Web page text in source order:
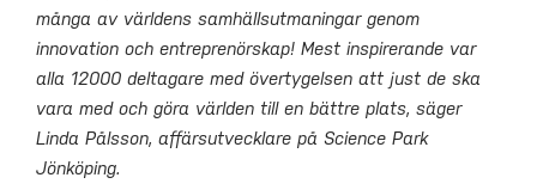
många av världens samhällsutmaningar genom
innovation och entreprenörskap! Mest inspirerande var
alla 12000 deltagare med övertygelsen att just de ska
vara med och göra världen till en bättre plats, säger
Linda Pålsson, affärsutvecklare på Science Park
Jönköping.